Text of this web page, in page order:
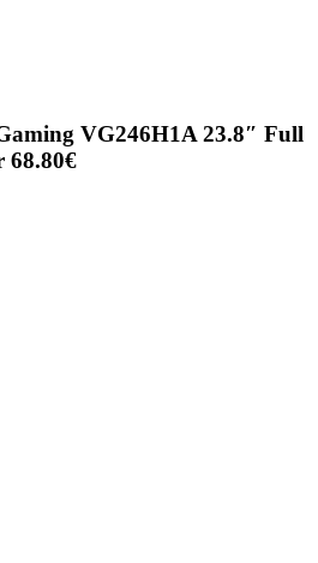
VG246H1A 23.8″ Full
68.80€